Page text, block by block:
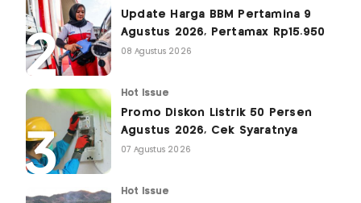
Update Harga BBM Pertamina 9
Agustus 2026, Pertamax Rp15.950
08 Agustus 2026
Hot Issue
Promo Diskon Listrik 50 Persen
Agustus 2026, Cek Syaratnya
07 Agustus 2026
Hot Issue